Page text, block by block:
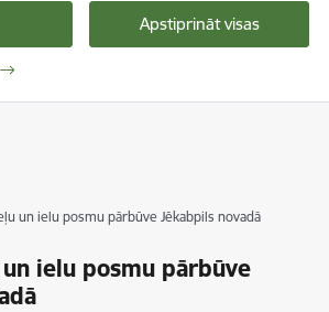
Apstiprināt visas
un ielu posmu pārbūve Jēkabpils novadā
ielu posmu pārbūve